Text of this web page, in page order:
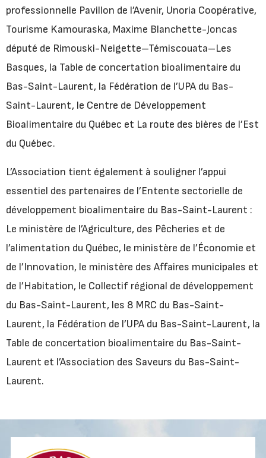
professionnelle Pavillon de l’Avenir, Unoria Coopérative,
Tourisme Kamouraska, Maxime Blanchette-Joncas
député de Rimouski-Neigette–Témiscouata–Les
Basques, la Table de concertation bioalimentaire du
Bas-Saint-Laurent, la Fédération de l’UPA du Bas-
Saint-Laurent, le Centre de Développement
Bioalimentaire du Québec et La route des bières de l’Est
du Québec.
L’Association tient également à souligner l’appui
essentiel des partenaires de l’Entente sectorielle de
développement bioalimentaire du Bas-Saint-Laurent :
Le ministère de l’Agriculture, des Pêcheries et de
l’alimentation du Québec, le ministère de l’Économie et
de l’Innovation, le ministère des Affaires municipales et
de l’Habitation, le Collectif régional de développement
du Bas-Saint-Laurent, les 8 MRC du Bas-Saint-
Laurent, la Fédération de l’UPA du Bas-Saint-Laurent, la
Table de concertation bioalimentaire du Bas-Saint-
Laurent et l’Association des Saveurs du Bas-Saint-
Laurent.